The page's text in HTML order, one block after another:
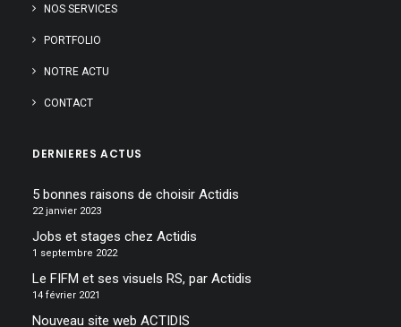
NOS SERVICES
PORTFOLIO
NOTRE ACTU
CONTACT
DERNIERES ACTUS
5 bonnes raisons de choisir Actidis
22 janvier 2023
Jobs et stages chez Actidis
1 septembre 2022
Le FIFM et ses visuels RS, par Actidis
14 février 2021
Nouveau site web ACTIDIS